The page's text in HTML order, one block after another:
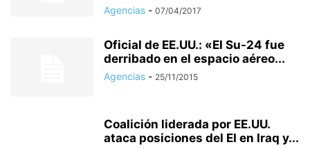
Agencias - 07/04/2017
Oficial de EE.UU.: «El Su-24 fue
derribado en el espacio aéreo...
Agencias - 25/11/2015
Coalición liderada por EE.UU.
ataca posiciones del EI en Iraq y...